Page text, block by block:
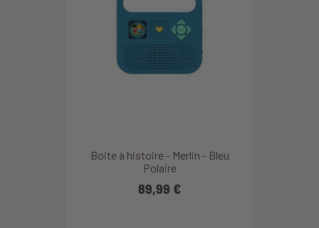
Boite à histoire - Merlin - Bleu
Polaire
89,99 €